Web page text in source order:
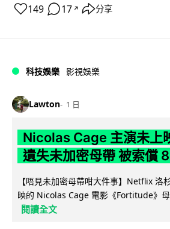
149 17 ↗ 分享
科技娛樂 影視娛樂
Lawton 1 日
Nicolas Cage 主演未上
遺失未加密母帶 被索償
【唔見未加密母帶咁大件事】Netflix 洛
映的 Nicolas Cage 電影《Fortitude》
閱讀全文